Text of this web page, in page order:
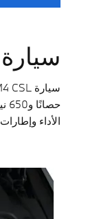
سيارة M4 CSL
الأداء وإطارات Ultra Track المُصممة خصيصًا، تبرز السيارة بقوة أداء استثنائية تلاحظها مع كلّ خطوة.